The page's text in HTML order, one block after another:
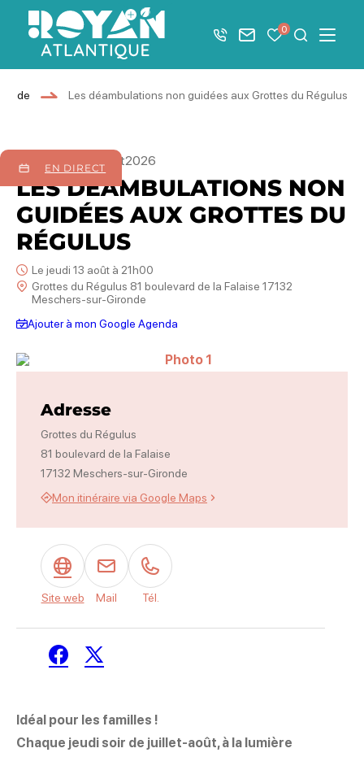
Afficher la barre de navigation du mode éco
Royan Atlantique
+33 5 46 08 21 00
Nous contacter
Mes favoris
0 JeMenu
Les déambulations non guidées aux Grottes du Régulus
EN DIRECT
09 juillet 27août2026
LES DÉAMBULATIONS NON
GUIDÉES AUX GROTTES DU
RÉGULUS
Le jeudi 13 août à 21h00
Grottes du Régulus 81 boulevard de la Falaise 17132
Meschers-sur-Gironde
Ajouter à mon Google Agenda
Idéal pour les familles !
Chaque jeudi soir de juillet-août, à la lumière
Photo 1
Adresse
Grottes du Régulus
81 boulevard de la Falaise
17132 Meschers-sur-Gironde
Mon itinéraire via Google Maps
Site web Mail Tél.
FacebookTwitter / X